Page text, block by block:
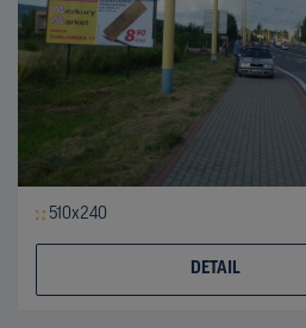
510x240
DETAIL